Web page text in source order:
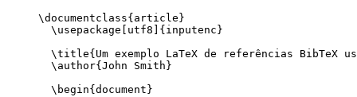
\documentclass{ article }
\usepackage
utf8 ]{ inputenc }
\title{Um exemplo LaTeX de referências
\author{John Smith}
\begin{ document }